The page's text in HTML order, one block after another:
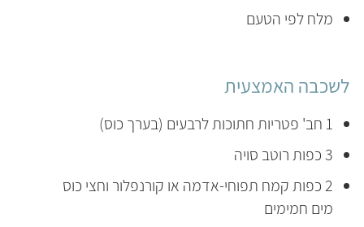
מלח לפי הטעם
לשכבה האמצעית
1 חב' פטריות חתוכות לרבעים (בערך כוס)
3 כפות רוטב סויה
2 כפות קמח תפוחי-אדמה או קורנפלור וחצי כוס
מים חמימים